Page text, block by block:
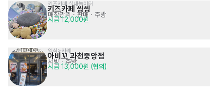
키즈카페,실내놀이터
키즈카페 씽씽
매장관리 · 판매· 주방
시급 12,000원
일식>카레
아비꼬 과천중앙점
서빙· 주방
시급 13,000원 (협의)